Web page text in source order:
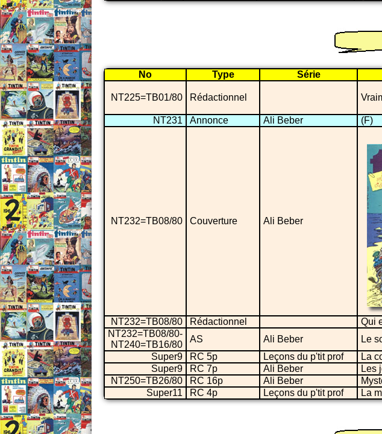
No Type Série
NT225=TB01/80 Rédactionnel
NT231
Annonce Ali Beber (F)
NT232=TB08/80 Couverture Ali Beber
NT232=TB08/80 Rédactionnel Qui
NT232=TB08/80-
NT240=TB16/80
AS Ali Beber Le
Super9
RC 5p Leçons du p'tit prof La
Super9
RC 7p Ali Beber Les
NT250=TB26/80
RC 16p Ali Beber
Super11
RC 4p Leçons du p'tit prof La